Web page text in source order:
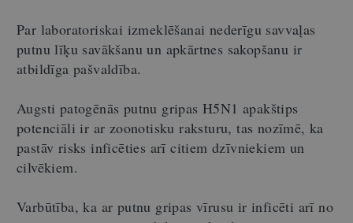
Par laboratoriskai izmeklēšanai nederīgu savvaļas
putnu līķu savākšanu un apkārtnes sakopšanu ir
atbildīga pašvaldība.
Augsti patogēnās putnu gripas H5N1 apakštips
potenciāli ir ar zoonotisku raksturu, tas nozīmē, ka
pastāv risks inficēties arī citiem dzīvniekiem un
cilvēkiem.
Varbūtība, ka ar putnu gripas vīrusu ir inficēti arī no